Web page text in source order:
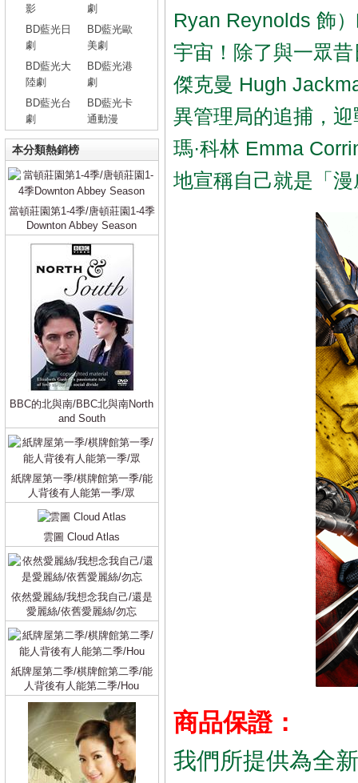
Ryan Reynolds 飾
宇宙！除了與一眾
傑克曼 Hugh
異管理局的追捕，
瑪·科林 Emma
地宣稱自己就是「
商品保證：
我們所提供為全
影
劇
BD藍光日
劇
BD藍光歐
美劇
BD藍光大
陸劇
BD藍光港
劇
BD藍光台
劇
BD藍光卡
通動漫
本分類熱銷榜
當頓莊園第1-4季/唐頓莊園1-4季
Downton Abbey Season
BBC的北與南/BBC北與南North
and South
紙牌屋第一季/棋牌館第一季/能
人背後有人能第一季/眾
雲圖 Cloud Atlas
依然愛麗絲/我想念我自己/還是
愛麗絲/依舊愛麗絲/勿忘
紙牌屋第二季/棋牌館第二季/能
人背後有人能第二季/Hou